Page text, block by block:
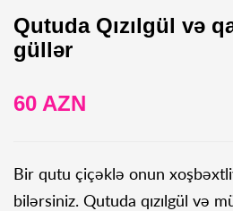
Qutuda Qızılgül və
güllər
60 AZN
Bir qutu çiçəklə onun
bilərsiniz. Qutuda qızılgül və